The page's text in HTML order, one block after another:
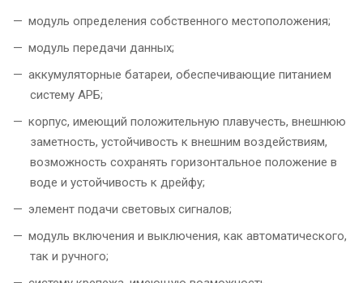
модуль определения собственного местоположения;
модуль передачи данных;
аккумуляторные батареи, обеспечивающие питанием
систему АРБ;
корпус, имеющий положительную плавучесть, внешнюю
заметность, устойчивость к внешним воздействиям,
возможность сохранять горизонтальное положение в
воде и устойчивость к дрейфу;
элемент подачи световых сигналов;
модуль включения и выключения, как автоматического,
так и ручного;